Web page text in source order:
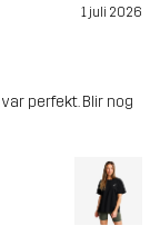
1 juli 2026
perfekt. Blir nog